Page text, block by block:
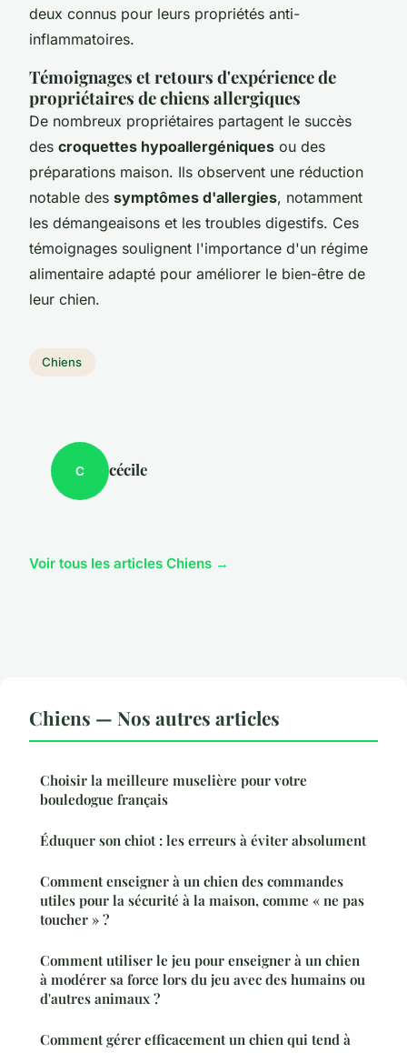
deux connus pour leurs propriétés anti-
inflammatoires.
Témoignages et retours d'expérience de
propriétaires de chiens allergiques
De nombreux propriétaires partagent le succès
des croquettes hypoallergéniques ou des
préparations maison. Ils observent une réduction
notable des symptômes d'allergies, notamment
les démangeaisons et les troubles digestifs. Ces
témoignages soulignent l'importance d'un régime
alimentaire adapté pour améliorer le bien-être de
leur chien.
Chiens
C cécile
Voir tous les articles Chiens →
Chiens — Nos autres articles
Choisir la meilleure muselière pour votre
bouledogue français
Éduquer son chiot : les erreurs à éviter absolument
Comment enseigner à un chien des commandes
utiles pour la sécurité à la maison, comme « ne pas
toucher » ?
Comment utiliser le jeu pour enseigner à un chien
à modérer sa force lors du jeu avec des humains ou
d'autres animaux ?
Comment gérer efficacement un chien qui tend à